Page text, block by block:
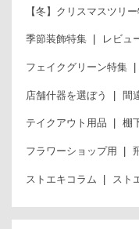
【冬】クリスマスツリ
季節装飾特集 レビュ
フェイクグリーン特集
店舗什器を選ぼう 間
テイクアウト用品 棚
フラワーショップ用
ストエキコラム スト